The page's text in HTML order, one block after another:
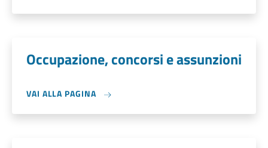
Occupazione, concorsi e assunzioni
VAI ALLA PAGINA